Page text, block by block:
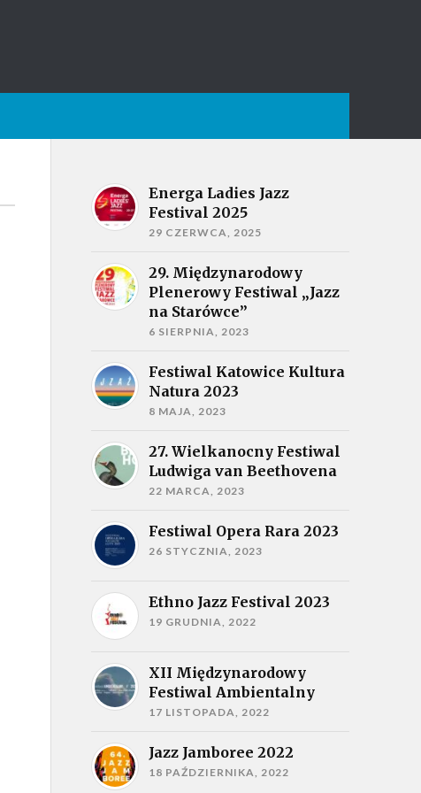
Energa Ladies Jazz
Festival 2025
29 CZERWCA, 2025
29. Międzynarodowy
Plenerowy Festiwal „Jazz
na Starówce”
6 SIERPNIA, 2023
Festiwal Katowice Kultura
Natura 2023
8 MAJA, 2023
27. Wielkanocny Festiwal
Ludwiga van Beethovena
22 MARCA, 2023
Festiwal Opera Rara 2023
26 STYCZNIA, 2023
Ethno Jazz Festival 2023
19 GRUDNIA, 2022
XII Międzynarodowy
Festiwal Ambientalny
17 LISTOPADA, 2022
Jazz Jamboree 2022
18 PAŹDZIERNIKA, 2022